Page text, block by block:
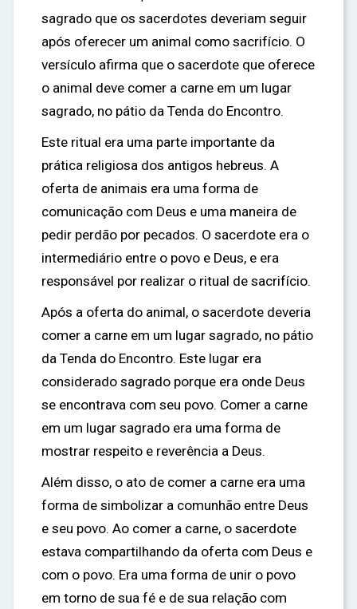
sagrado que os sacerdotes deveriam seguir
após oferecer um animal como sacrifício. O
versículo afirma que o sacerdote que oferece
o animal deve comer a carne em um lugar
sagrado, no pátio da Tenda do Encontro.
Este ritual era uma parte importante da
prática religiosa dos antigos hebreus. A
oferta de animais era uma forma de
comunicação com Deus e uma maneira de
pedir perdão por pecados. O sacerdote era o
intermediário entre o povo e Deus, e era
responsável por realizar o ritual de sacrifício.
Após a oferta do animal, o sacerdote deveria
comer a carne em um lugar sagrado, no pátio
da Tenda do Encontro. Este lugar era
considerado sagrado porque era onde Deus
se encontrava com seu povo. Comer a carne
em um lugar sagrado era uma forma de
mostrar respeito e reverência a Deus.
Além disso, o ato de comer a carne era uma
forma de simbolizar a comunhão entre Deus
e seu povo. Ao comer a carne, o sacerdote
estava compartilhando da oferta com Deus e
com o povo. Era uma forma de unir o povo
em torno de sua fé e de sua relação com